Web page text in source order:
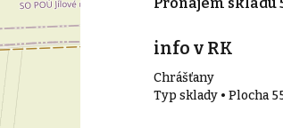
info v RK
Chrášťany
Typ sklady • Plocha